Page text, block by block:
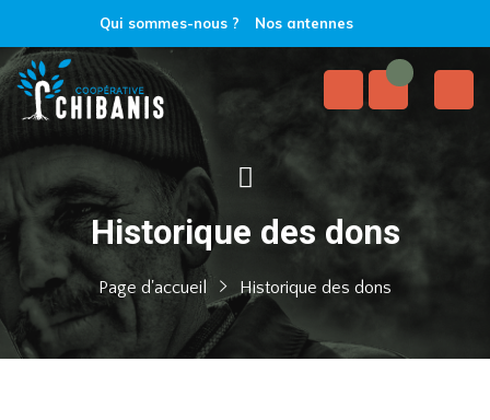
Qui sommes-nous ? Nos antennes
Historique des dons
Page d'accueil Historique des dons